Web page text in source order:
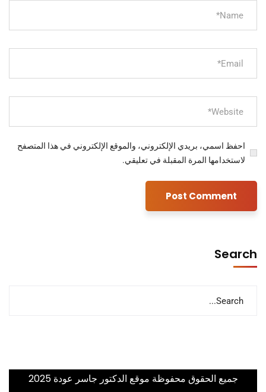
احفظ اسمي، بريدي الإلكتروني، والموقع الإلكتروني في هذا المتصفح
لاستخدامها المرة المقبلة في تعليقي.
Search
جميع الحقوق محفوظة موقع الدكتور جاسر عودة 2025